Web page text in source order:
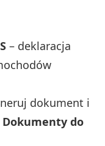
– deklaracja
dokument i
do